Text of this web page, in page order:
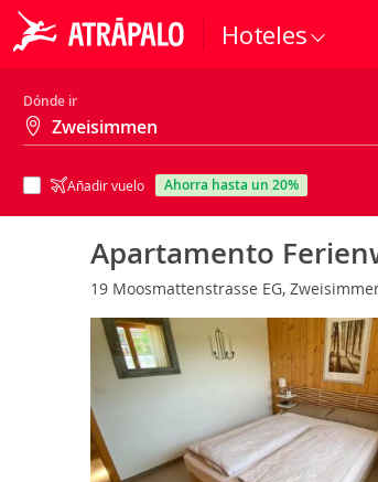
Hoteles
Dónde ir
Añadir vuelo ahorra hasta un 20%
Apartamento
19 Moosmattenstrasse EG,